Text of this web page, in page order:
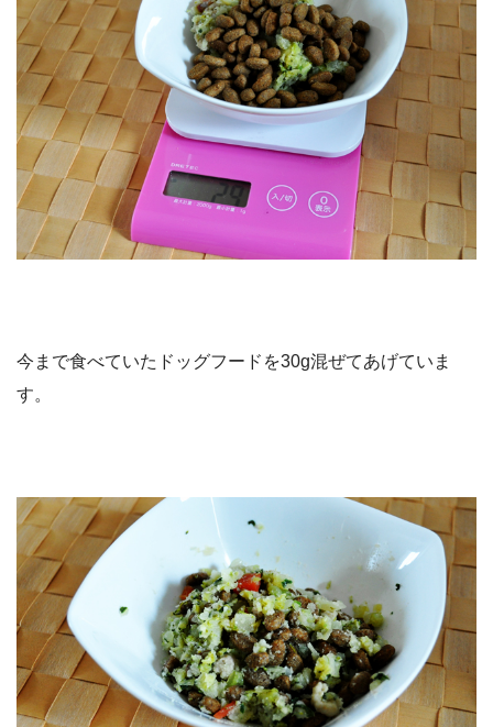
今まで食べていたドッグフードを30g混ぜてあげていま
す。